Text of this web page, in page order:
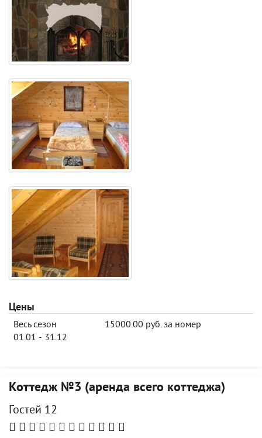
Цены
Весь сезон
01.01 - 31.12
15000.00 руб. за номер
Коттедж №3 (аренда всего коттеджа)
Гостей 12